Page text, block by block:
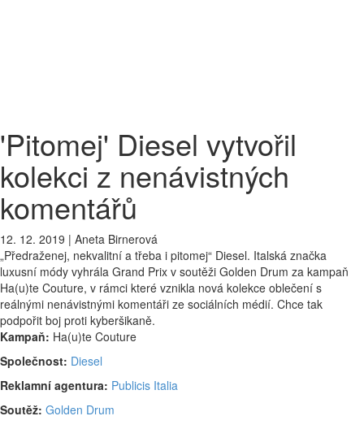
'Pitomej' Diesel vytvořil
kolekci z nenávistných
komentářů
12. 12. 2019 | Aneta Birnerová
„Předraženej, nekvalitní a třeba i pitomej“ Diesel. Italská značka
luxusní módy vyhrála Grand Prix v soutěži Golden Drum za kampaň
Ha(u)te Couture, v rámci které vznikla nová kolekce oblečení s
reálnými nenávistnými komentáři ze sociálních médií. Chce tak
podpořit boj proti kyberšikaně.
Kampaň: Ha(u)te Couture
Společnost: Diesel
Reklamní agentura: Publicis Italia
Soutěž: Golden Drum